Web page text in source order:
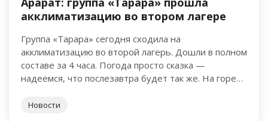
акклиматизацию во втором лагере
Группа «Тарара» сегодня сходила на
акклиматизацию во второй лагерь. Дошли в полном
составе за 4 часа. Погода просто сказка —
надеемся, что послезавтра будет так же. На горе
Новости